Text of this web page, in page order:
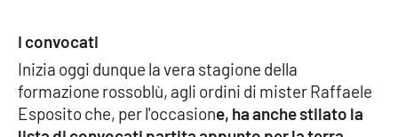
Economia e Lavoro
Politica
Sanità
I convocati
Inizia oggi dunque la vera stagione della
formazione rossoblù, agli ordini di mister Raffaele
Esposito che, per l'occasione, ha anche stilato la